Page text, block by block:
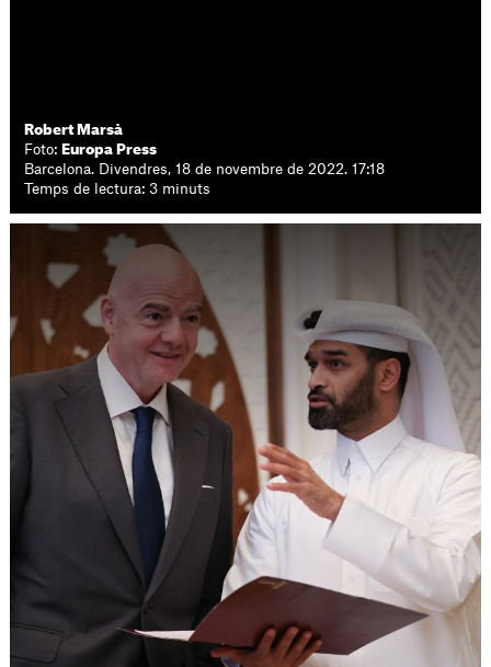
Robert Marsà
Foto: Europa Press
Barcelona. Divendres, 18 de novembre de 2022. 17:18
Temps de lectura: 3 minuts